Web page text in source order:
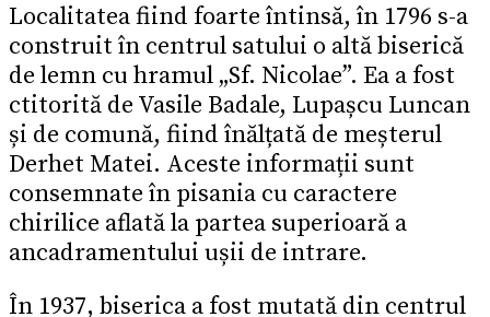
Localitatea fiind foarte întinsă, în 1796 s-a
construit în centrul satului o altă biserică
de lemn cu hramul „Sf. Nicolae”. Ea a fost
ctitorită de Vasile Badale, Lupașcu Luncan
și de comună, fiind înălțată de meșterul
Derhet Matei. Aceste informații sunt
consemnate în pisania cu caractere
chirilice aflată la partea superioară a
ancadramentului ușii de intrare.
În 1937, biserica a fost mutată din centrul